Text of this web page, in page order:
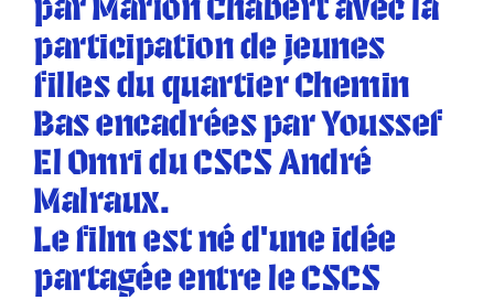
par Marion Chabert avec la
participation de jeunes
filles du quartier Chemin
Bas encadrées par Youssef
El Omri du CSCS André
Malraux.
Le film est né d’une idée
partagée entre le CSCS